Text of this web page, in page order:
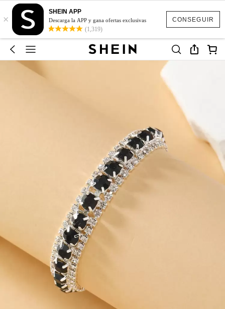
CONSEGUIR
×
SHEIN APP
Descarga la APP y gana ofertas exclusivas
(1,319)